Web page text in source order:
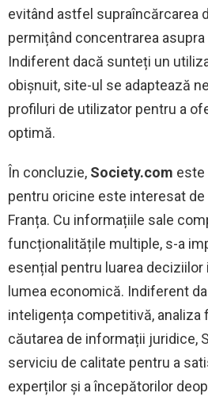
evitând astfel supraîncărcarea
permițând concentrarea
Indiferent dacă sunteți un
obișnuit, site-ul se adaptează
profiluri de utilizator pentru a
optimă.
În concluzie, Society.com este
pentru oricine este interesat
Franța. Cu informațiile sale
funcționalitățile multiple, s-a
esențial pentru luarea
lumea economică. Indiferent
inteligența competitivă, analiza
căutarea de informații juridice,
serviciu de calitate pentru a
experților și a începătorilor